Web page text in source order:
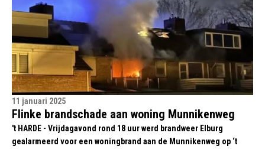
11 januari 2025
Flinke brandschade aan woning Munnikenweg
't HARDE - Vrijdagavond rond 18 uur werd brandweer Elburg
gealarmeerd voor een woningbrand aan de Munnikenweg op ‘t